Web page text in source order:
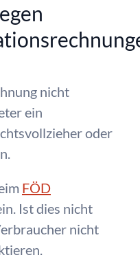
nicht
ein
oder
FÖD
Ist dies nicht
nicht